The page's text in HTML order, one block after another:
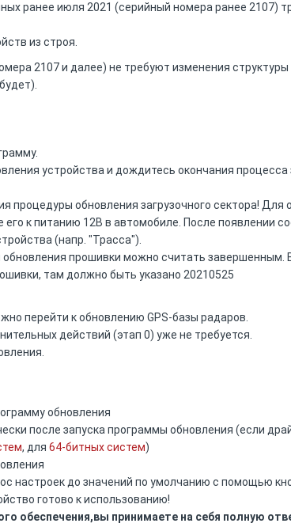
ранее июля 2021 (серийный номера ранее 2107)
из строя.
2107 и далее) не требуют изменения
устройства и дождитесь окончания
процедуры обновления загрузочного сектора! Для
к питанию 12В в автомобиле. После
(напр. "Трасса").
обновления прошивки можно считать
там должно быть указано 20210525
перейти к обновлению GPS-базы радаров.
действий (этап 0) уже не требуется.
обновления
после запуска программы обновления (если
, для 64-битных систем)
настроек до значений по умолчанию с помощью
готово к использованию!
обеспечения,вы принимаете на себя полную